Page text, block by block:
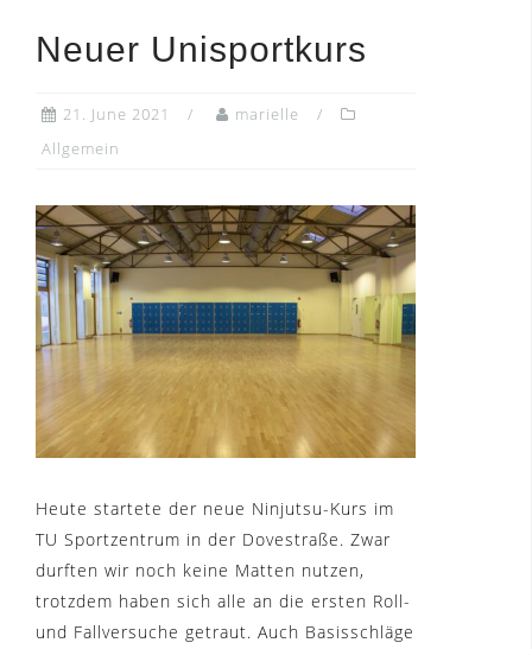
Neuer Unisportkurs
21. June 2021
marielle
Allgemein
Heute startete der neue Ninjutsu-Kurs im
TU Sportzentrum in der Dovestraße. Zwar
durften wir noch keine Matten nutzen,
trotzdem haben sich alle an die ersten Roll-
und Fallversuche getraut. Auch Basisschläge